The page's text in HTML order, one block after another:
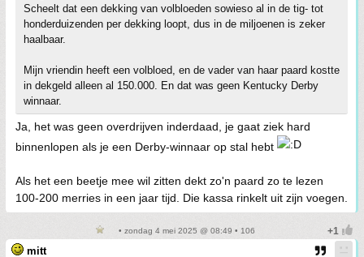
Scheelt dat een dekking van volbloeden sowieso al in de tig- tot
honderduizenden per dekking loopt, dus in de miljoenen is zeker
haalbaar.
Mijn vriendin heeft een volbloed, en de vader van haar paard kostte
in dekgeld alleen al 150.000. En dat was geen Kentucky Derby
winnaar.
Ja, het was geen overdrijven inderdaad, je gaat ziek hard
binnenlopen als je een Derby-winnaar op stal hebt
Als het een beetje mee wil zitten dekt zo'n paard zo te lezen
100-200 merries in een jaar tijd. Die kassa rinkelt uit zijn voegen.
• zondag 4 mei 2025 @ 08:49 • 106
mitt